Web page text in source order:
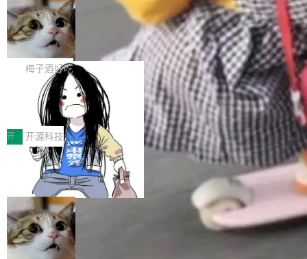
安全与合规要求。对于大多数普通研发场景，公
有云模型能够满足快速试用和效率提升的需求。
但对于金融、能源、医疗等对数据安全要求较...
渐丰富，用户关注的重点也在发生变化：不只是
让AI用起来，还要进一步看清混合算力时代下，
Token花在哪里、算力是否被充分利用，以及持
续增长的AI成本该如何优化。 深信服AI算力网关
正是围绕这些实际问题，从Token治理和成本治
理两个方面，让用户的每一份算力都看得清、管
得住、用得稳、省得下、更安全！ 一、从现在开
始，Token使用一目...
Gemini 的架构师。Google 首席科学家。 Jeff D
ean 在 Google 工作了 27 年后，宣布离职。 他
不是一个人走。一同离开的还有 Sanjay Ghema
wat（Google 员工编号 23，Jeff Dean 二十多
年的编程搭档，MapReduce 和 Bigtable 的共同
作者）、Quoc Le（Google 大脑核心成员，Se
q2Seq 和 DocAI 的共同发明人）以及 Oriol Vin
yals（Gemini 联合负责人，AlphaSta...
🔥 SolonCode v2026.8.4 发布：界面
字体可调、22 种语言、记忆搜索增强
打开终端就能上岗的全中文编码智能体，这一轮
把「看得清、用母语、记得住」三件事一次补
齐。 SolonCode 是什么 SolonCode 是杭州无
耳科技研发的企业级终端编码智能体——一位全
中文驱动的数字员工，自主理解需求、规划步
骤、编写代码。不挑模型、不挑平台，curl 一行
装完即用。 开源地址：Gitee · GitCode · GitHu
b 安装 支持 Java 8+（8~26）、macOS / Linu
x / Windows / Harmony PC。 # macOS / Linu
x / Harmony PC curl -fsSL https://solon.noea
r.org/solon...
梅子酒好吃
让“代码语义理解”深度释放AI Coding
价值潜能：华为云码道（CodeArts）
代码仓技术解析
一、代码仓深度理解技术的作用与价值 在软件工
程实践中，代码仓是企业核心知识资产的主要载
体。企业级代码仓库通常包含数十万乃至数百万
个文件，其规模远超单次模型调用可承载的上下
文窗口。随着项目规模的持续扩张与代码历史的
不断累积，代码仓中的模块关系、接口契约、业
务逻辑等关键信息往往分散于数十乃至数百个文
件之中，形成高度复杂的知识关联网络。传统的
代码检索手段（如关键词匹配、目录遍历）仅能
开 开源科技
一条“删库”命令跑 17 小时，算法工程
师删光 89TB 数据只为干私活
最高人民检察院8月4日公布了一起案件：北京一
名90后算法工程师王某，为了给自己接的私活腾
服务器空间，删光了公司AI游戏部门的全部核心
数据。 王某2024年1月入职东城区某科技公司AI
短剧部门，有互联网大厂背景。在公司内部架构
局
Cloudflare 分享推理优化实践：KV ca
che 量化 + 权重压缩，吞吐量提升 4
Kimi 和 GLM 是当前最强的大模型系列之一，但